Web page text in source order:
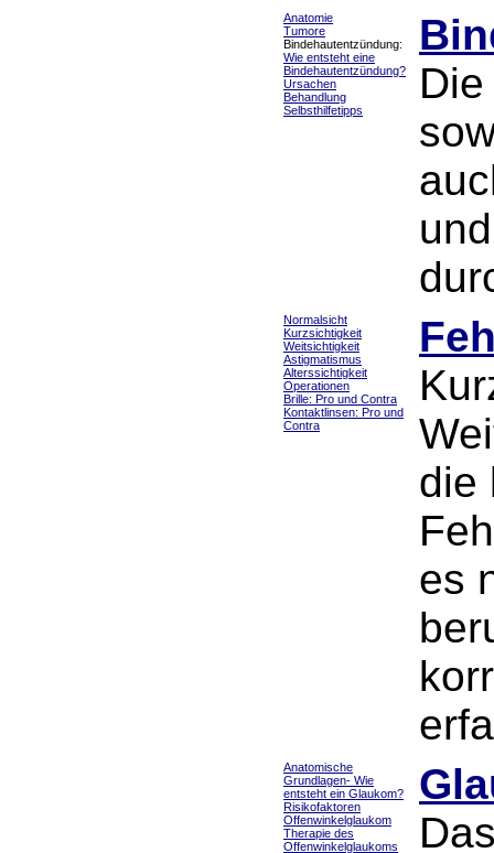
Anatomie
Tumore
Bindehautentzündung:
Wie entsteht eine
Bindehautentzündung?
Ursachen
Behandlung
Selbsthilfetipps
Normalsicht
Kurzsichtigkeit
Weitsichtigkeit
Astigmatismus
Alterssichtigkeit
Operationen
Brille: Pro und Contra
Kontaktlinsen: Pro und
Contra
die
es
Anatomische
Grundlagen- Wie
entsteht ein Glaukom?
Risikofaktoren
Offenwinkelglaukom
Therapie des
Offenwinkelglaukoms